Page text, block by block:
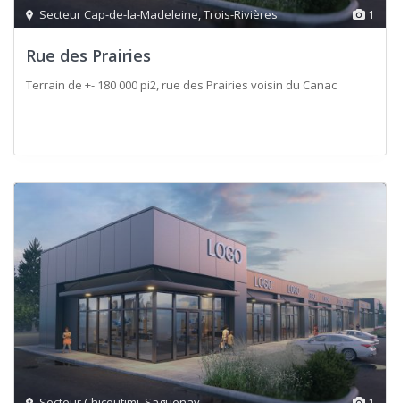
1
Secteur Cap-de-la-Madeleine,Trois-Rivières
Rue des Prairies
Terrain de +- 180 000 pi2, rue des Prairies voisin du Canac